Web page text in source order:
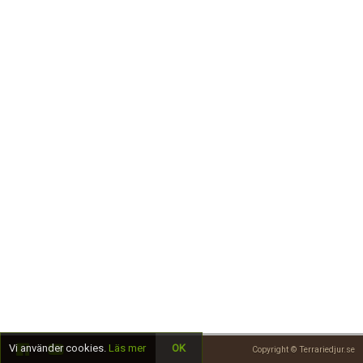
Copyright © Terrariedjur.se
Vi använder cookies. Läs mer OK